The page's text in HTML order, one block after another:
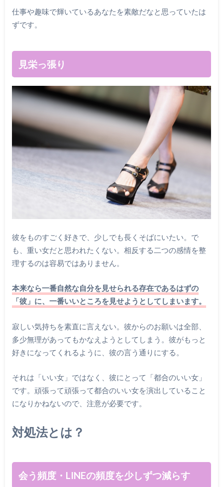
仕事や趣味で輝いているあなたを素敵だなと思っていたは
ずです。
見栄っ張り
彼をものすごく好きで、少しでも長くそばにいたい。で
も、重い女だと思われたくない。相反する二つの感情を整
理するのは容易ではありません。
本来なら一番自然な自分を見せられる存在であるはずの
「彼」に、一番いいところを見せようとしてしまいます。
寂しい気持ちを素直に言えない。彼からのお願いは全部、
多少無理があってもかなえようとしてしまう。彼がもっと
好きになってくれるように、彼の言う通りにする。
それは「いい女」ではなく、彼にとって「都合のいい女」
です。頑張って頑張って都合のいい女を演出していること
になりかねないので、注意が必要です。
対処法とは？
会う頻度・LINEの頻度を少しずつ減らす